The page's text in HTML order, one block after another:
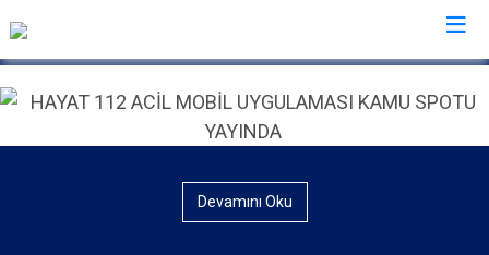
İl Emniyet Müdürlükleri
Devamını Oku